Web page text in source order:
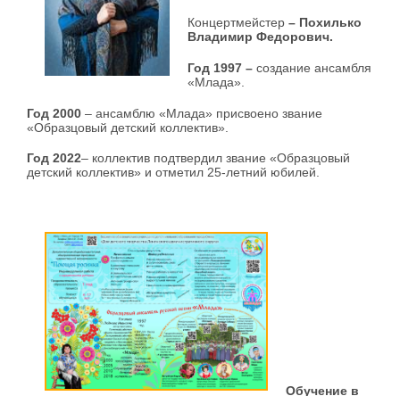
Концертмейстер – Похилько
Владимир Федорович.
Год 1997 – создание ансамбля
«Млада».
Год 2000 – ансамблю «Млада» присвоено звание
«Образцовый детский коллектив».
Год 2022– коллектив подтвердил звание «Образцовый
детский коллектив» и отметил 25-летний юбилей.
Обучение в